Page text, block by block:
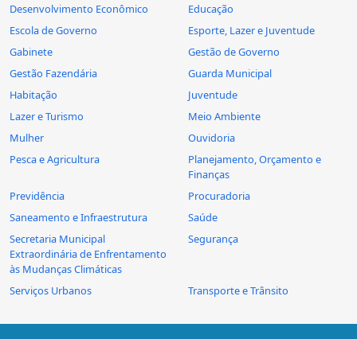
Desenvolvimento Econômico
Educação
Escola de Governo
Esporte, Lazer e Juventude
Gabinete
Gestão de Governo
Gestão Fazendária
Guarda Municipal
Habitação
Juventude
Lazer e Turismo
Meio Ambiente
Mulher
Ouvidoria
Pesca e Agricultura
Planejamento, Orçamento e
Finanças
Previdência
Procuradoria
Saneamento e Infraestrutura
Saúde
Secretaria Municipal
Extraordinária de Enfrentamento
às Mudanças Climáticas
Segurança
Serviços Urbanos Transporte e Trânsito